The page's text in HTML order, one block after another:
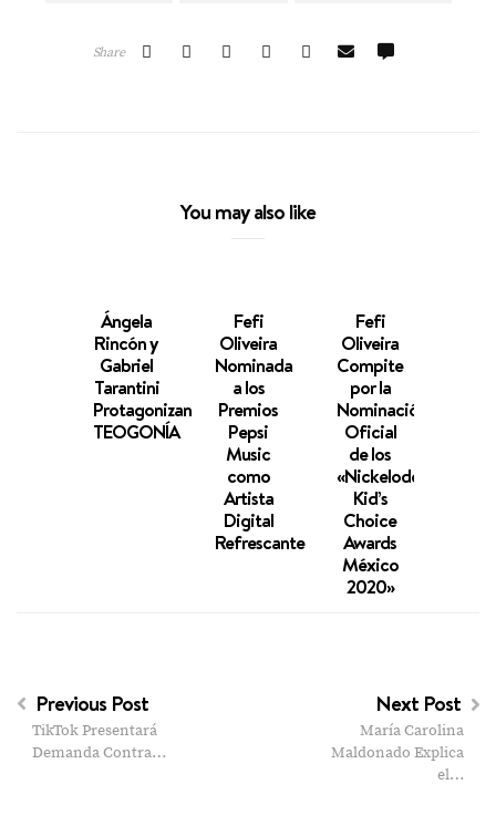
Share
You may also like
Ángela
Rincón y
Gabriel
Tarantini
Protagonizan
TEOGONÍA
Fefi
Oliveira
Nominada
a los
Premios
Pepsi
Music
como
Artista
Digital
Refrescante
Fefi
Oliveira
Compite
por la
Nominación
Oficial
de los
«Nickelodeon
Kid’s
Choice
Awards
México
2020»
Previous Post
TikTok Presentará
Demanda Contra…
Next Post
María Carolina
Maldonado Explica
el…